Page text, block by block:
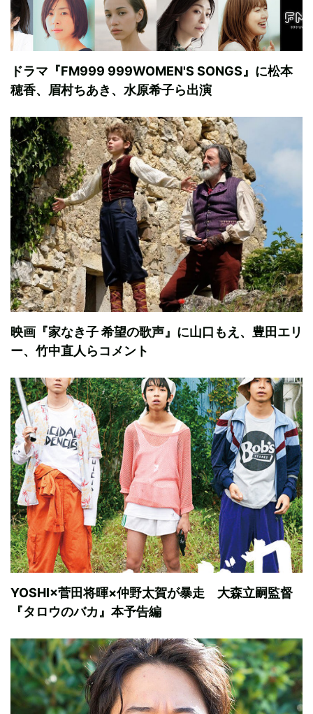
ドラマ『FM999 999WOMEN'S SONGS』に松本
穂香、眉村ちあき、水原希子ら出演
映画『家なき子 希望の歌声』に山口もえ、豊田エリ
ー、竹中直人らコメント
YOSHI×菅田将暉×仲野太賀が暴走 大森立嗣監督
『タロウのバカ』本予告編